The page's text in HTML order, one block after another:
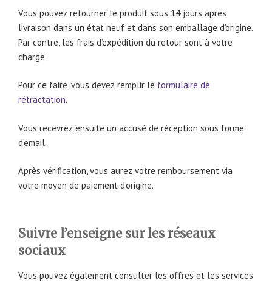
Vous pouvez retourner le produit sous 14 jours après
livraison dans un état neuf et dans son emballage d’origine.
Par contre, les frais d’expédition du retour sont à votre
charge.
Pour ce faire, vous devez remplir le formulaire de
rétractation.
Vous recevrez ensuite un accusé de réception sous forme
d’email.
Après vérification, vous aurez votre remboursement via
votre moyen de paiement d’origine.
Suivre l’enseigne sur les réseaux
sociaux
Vous pouvez également consulter les offres et les services